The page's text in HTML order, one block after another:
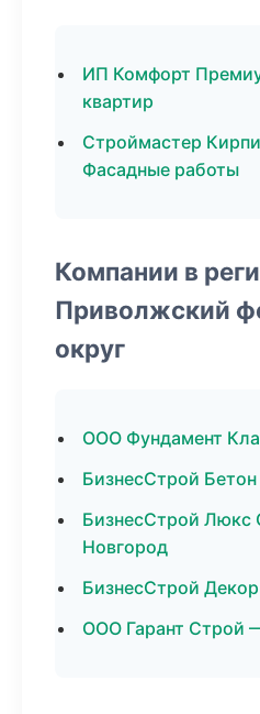
ИП Комфорт
квартир
Строймастер
Фасадные работы
Компании в
Приволжский
округ
ООО Фундамент
БизнесСтрой
БизнесСтрой
Новгород
БизнесСтрой
ООО Гарант Строй